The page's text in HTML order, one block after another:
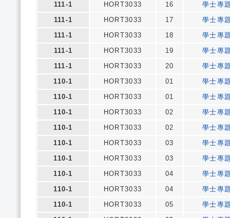
111-1
HORT3033 16
學士專
111-1
HORT3033 17
學士專
111-1
HORT3033 18
學士專
111-1
HORT3033 19
學士專
111-1
HORT3033 20
學士專
110-1
HORT3033 01
學士專
110-1
HORT3033 01
學士專
110-1
HORT3033 02
學士專
110-1
HORT3033 02
學士專
110-1
HORT3033 03
學士專
110-1
HORT3033 03
學士專
110-1
HORT3033 04
學士專
110-1
HORT3033 04
學士專
110-1
HORT3033 05
學士專